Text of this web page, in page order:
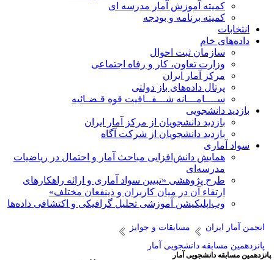
کمیته آموزش آمار مدرسه ای
کمیته برنامه و بودجه
انتخابات
داده‌های خام
سازمان ثبت احوال
وزارت تعاون، کار و رفاه اجتماعی
مرکز آمار ایران
پرتال داده‌های باز دولتی
ســــامـــانه شـــفــافیت قوه قـضـائیه
بازدید دانشجویی
بازدید دانشجویان از مرکز آمار ایران
بازدید دانشجویان از شرکت آگاه
سواد آماری
همایش دانش‌افزایی مباحث آمار و احتمال در ریاضیات
مدرسه‌ای
طرح پژوهشی «تبیین سواد آماری و ارائه راهکارهای
ارتقاء آن در میان کاربران و ذینفعان مختلف»
وب‌اپلیکیشن آموزشی تحلیل گرافیکی و اکتشافی داده‌ها
انجمن آمار ایران
مسابقات و جوایز
پانزدهمین مسابقه دانشجویی آمار
مسابقه دانشجویی آمار